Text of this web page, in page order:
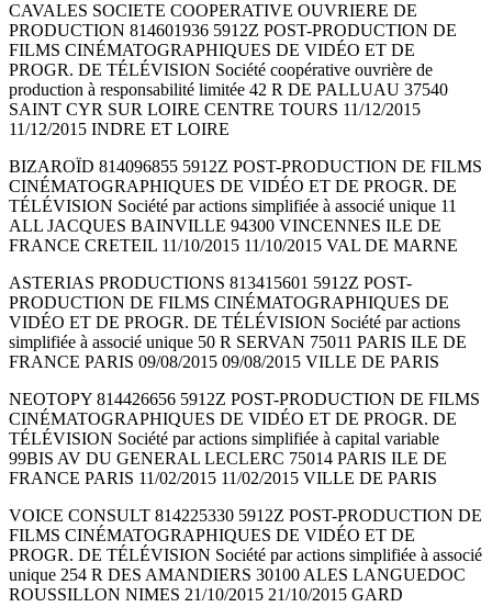
CAVALES SOCIETE COOPERATIVE OUVRIERE DE
PRODUCTION 814601936 5912Z POST-PRODUCTION DE
FILMS CINÉMATOGRAPHIQUES DE VIDÉO ET DE
PROGR. DE TÉLÉVISION Société coopérative ouvrière de
production à responsabilité limitée 42 R DE PALLUAU 37540
SAINT CYR SUR LOIRE CENTRE TOURS 11/12/2015
11/12/2015 INDRE ET LOIRE
BIZAROÏD 814096855 5912Z POST-PRODUCTION DE FILMS
CINÉMATOGRAPHIQUES DE VIDÉO ET DE PROGR. DE
TÉLÉVISION Société par actions simplifiée à associé unique 11
ALL JACQUES BAINVILLE 94300 VINCENNES ILE DE
FRANCE CRETEIL 11/10/2015 11/10/2015 VAL DE MARNE
ASTERIAS PRODUCTIONS 813415601 5912Z POST-
PRODUCTION DE FILMS CINÉMATOGRAPHIQUES DE
VIDÉO ET DE PROGR. DE TÉLÉVISION Société par actions
simplifiée à associé unique 50 R SERVAN 75011 PARIS ILE DE
FRANCE PARIS 09/08/2015 09/08/2015 VILLE DE PARIS
NEOTOPY 814426656 5912Z POST-PRODUCTION DE FILMS
CINÉMATOGRAPHIQUES DE VIDÉO ET DE PROGR. DE
TÉLÉVISION Société par actions simplifiée à capital variable
99BIS AV DU GENERAL LECLERC 75014 PARIS ILE DE
FRANCE PARIS 11/02/2015 11/02/2015 VILLE DE PARIS
VOICE CONSULT 814225330 5912Z POST-PRODUCTION DE
FILMS CINÉMATOGRAPHIQUES DE VIDÉO ET DE
PROGR. DE TÉLÉVISION Société par actions simplifiée à associé
unique 254 R DES AMANDIERS 30100 ALES LANGUEDOC
ROUSSILLON NIMES 21/10/2015 21/10/2015 GARD